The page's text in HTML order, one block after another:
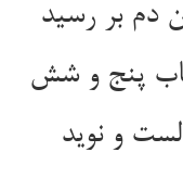
دم بر رسید
پنج و شش
و نوید